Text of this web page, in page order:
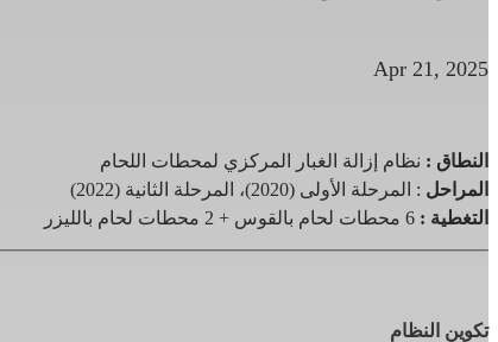
Apr 21, 2025
النطاق : نظام إزالة الغبار المركزي لمحطات اللحام
المراحل : المرحلة الأولى (2020)، المرحلة الثانية (2022)
التغطية : 6 محطات لحام بالقوس + 2 محطات لحام بالليزر
تكوين النظام